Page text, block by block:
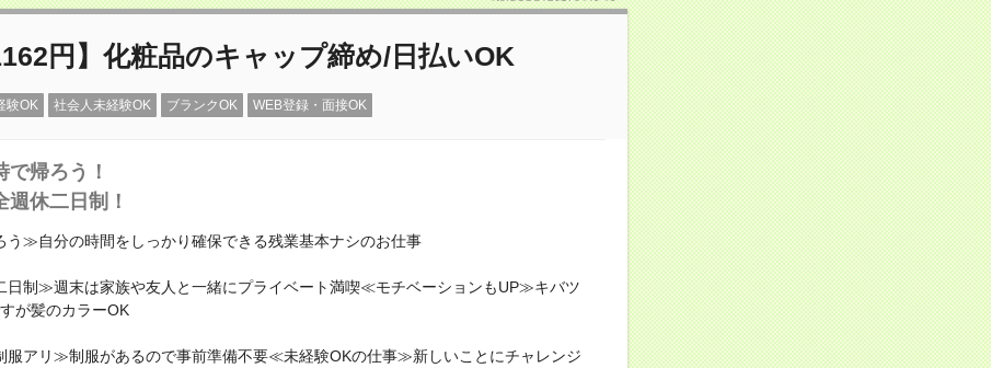
円】化粧品のキャップ締め/日払いOK
験OK 社会人未経験OK ブランクOK WEB登録・面接OK
で帰ろう！
週休二日制！
≫自分の時間をしっかり確保できる残業基本ナシのお仕事
日制≫週末は家族や友人と一緒にプライベート満喫≪モチベーションもUP≫キバツ
が髪のカラーOK
服アリ≫制服があるので事前準備不要≪未経験OKの仕事≫新しいことにチャレンジ